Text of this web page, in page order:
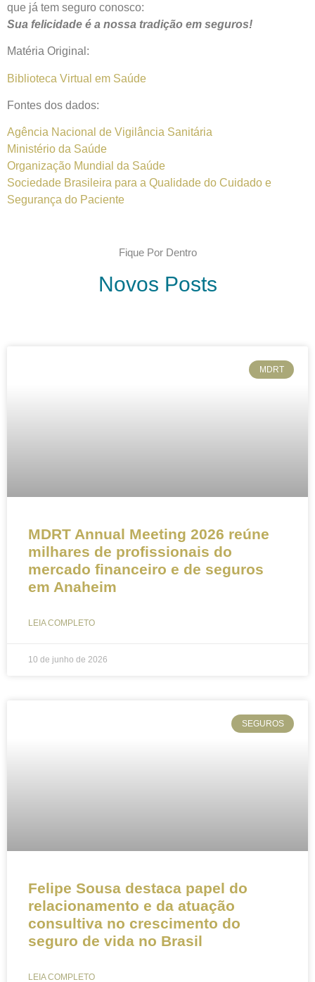
que já tem seguro conosco:
Sua felicidade é a nossa tradição em seguros!
Matéria Original:
Biblioteca Virtual em Saúde
Fontes dos dados:
Agência Nacional de Vigilância Sanitária
Ministério da Saúde
Organização Mundial da Saúde
Sociedade Brasileira para a Qualidade do Cuidado e
Segurança do Paciente
Fique Por Dentro
Novos Posts
MDRT
MDRT Annual Meeting 2026 reúne
milhares de profissionais do
mercado financeiro e de seguros
em Anaheim
LEIA COMPLETO
10 de junho de 2026
SEGUROS
Felipe Sousa destaca papel do
relacionamento e da atuação
consultiva no crescimento do
seguro de vida no Brasil
LEIA COMPLETO